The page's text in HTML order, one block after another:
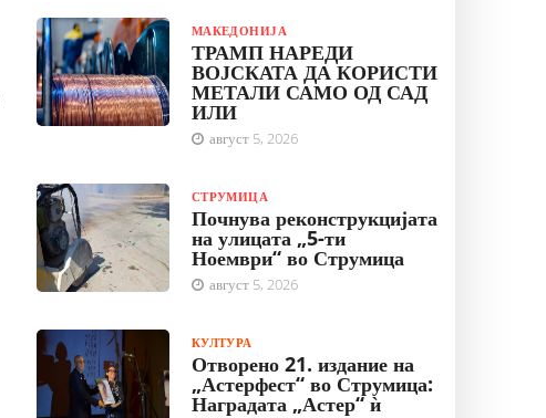
МАКЕДОНИЈА
ТРАМП НАРЕДИ
ВОЈСКАТА ДА КОРИСТИ
МЕТАЛИ САМО ОД САД
ИЛИ
август 5, 2026
СТРУМИЦА
Почнува реконструкцијата
на улицата „5-ти
Ноември“ во Струмица
август 5, 2026
КУЛТУРА
Отворено 21. издание на
„Астерфест“ во Струмица:
Наградата „Астер“ ѝ